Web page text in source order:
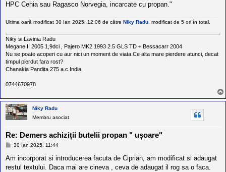
HPC Cehia sau Ragasco Norvegia, incarcate cu propan."
Ultima oară modificat 30 Ian 2025, 12:06 de către Niky Radu, modificat de 5 ori în total.
Niky si Lavinia Radu
Megane II 2005 1,9dci , Pajero MK2 1993 2.5 GLS TD + Bessacarr 2004
Nu se poate acoperi cu aur nici un moment de viata.Ce alta mare pierdere atunci, decat
timpul pierdut fara rost?
Chanakia Pandita 275 a.c.India
0744670978
Niky Radu
Membru asociat
Re: Demers achiziții butelii propan " ușoare"
M
s
j
30 Ian 2025, 11:44
Am incorporat si introducerea facuta de Ciprian, am modificat si adaugat
restul textului. Daca mai are cineva , ceva de adaugat il rog sa o faca.